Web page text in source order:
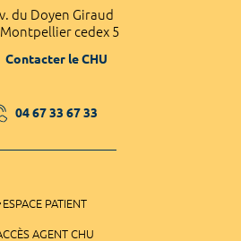
du Doyen Giraud
Montpellier cedex 5
Contacter le CHU
04 67 33 67 33
ESPACE PATIENT
AGENT CHU